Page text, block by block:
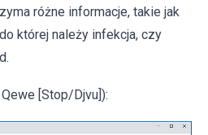
różne informacje, takie jak
której należy infekcja, czy
[Stop/Djvu]):